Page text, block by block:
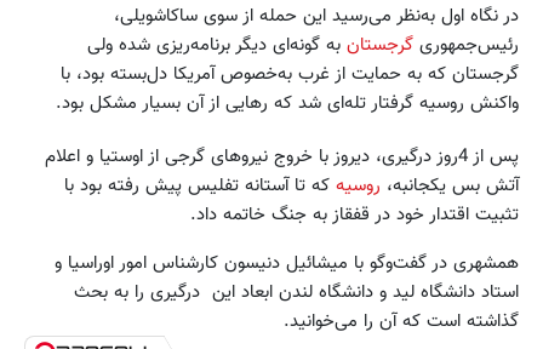
در نگاه اول به‌نظر می‌رسید این حمله از سوی ساکاشویلی،
رئیس‌جمهوری گرجستان به گونه‌ای دیگر برنامه‌ریزی شده ولی
گرجستان که به حمایت از غرب به‌خصوص آمریکا دل‌بسته بود، با
واکنش روسیه گرفتار تله‌ای شد که رهایی از آن بسیار مشکل بود.
پس از 4روز درگیری، دیروز با خروج نیروهای گرجی از اوستیا و اعلام
آتش بس یکجانبه، روسیه که تا آستانه تفلیس پیش رفته بود با
تثبیت اقتدار خود در قفقاز به جنگ خاتمه داد.
همشهری در گفت‌و‌گو با میشائیل دنیسون کارشناس امور اوراسیا و
استاد دانشگاه لید و دانشگاه لندن ابعاد این درگیری را به بحث
گذاشته است که آن را می‌خوانید.